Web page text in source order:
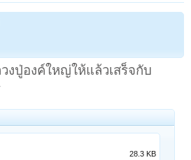
งปู่องค์ใหญ่ให้แล้วเสร็จกับ
28.3 KB